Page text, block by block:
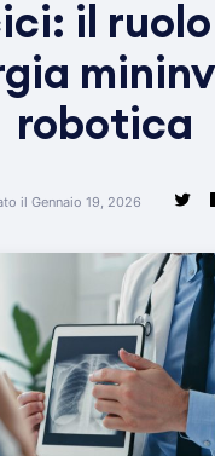
il
robotica
il Gennaio 19, 2026